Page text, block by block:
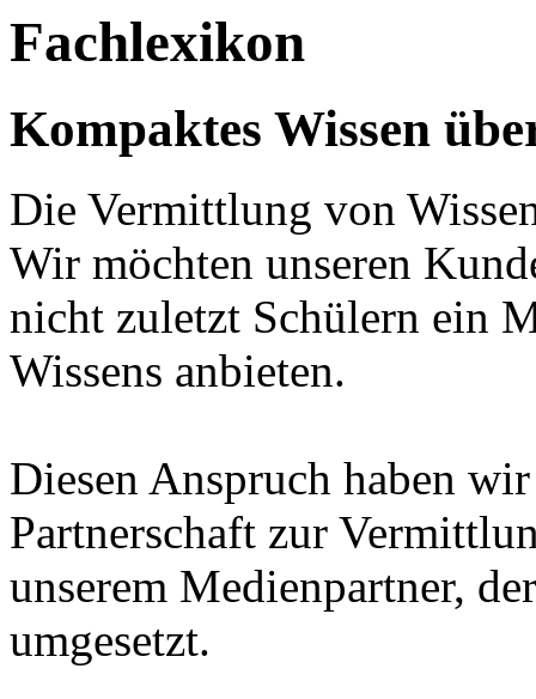
Fachlexikon
Kompaktes Wissen
Die Vermittlung von
Wir möchten unseren
nicht zuletzt Schülern ein
Wissens anbieten.
Diesen Anspruch haben
Partnerschaft zur
unserem Medienpartner,
umgesetzt.